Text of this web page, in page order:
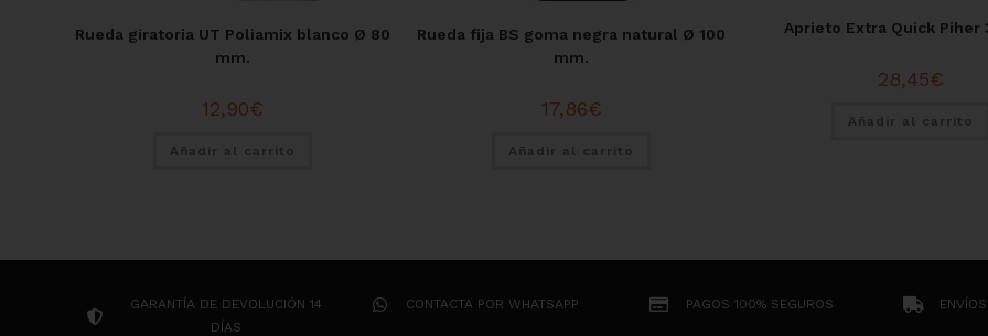
Rueda giratoria UT Poliamix blanco Ø 80
mm.
12,90€
Añadir al carrito
Rueda fija BS goma negra natural Ø 100
mm.
17,86€
Añadir al carrito
Aprieto Extra Quick Piher
28,45€
Añadir al carrito
GARANTÍA DE DEVOLUCIÓN 14
DÍAS
CONTACTA POR WHATSAPP PAGOS 100% SEGUROS